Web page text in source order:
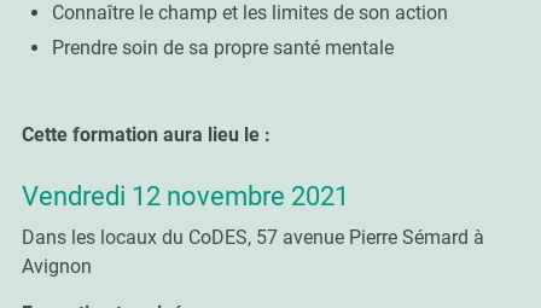
Connaître le champ et les limites de son action
Prendre soin de sa propre santé mentale
Cette formation aura lieu le :
Vendredi 12 novembre 2021
Dans les locaux du CoDES, 57 avenue Pierre Sémard à
Avignon